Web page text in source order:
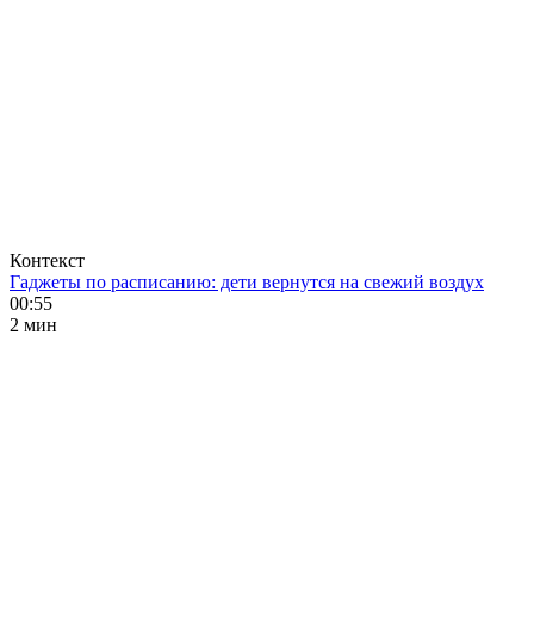
Контекст
Гаджеты по расписанию: дети вернутся на свежий воздух
00:55
2 мин